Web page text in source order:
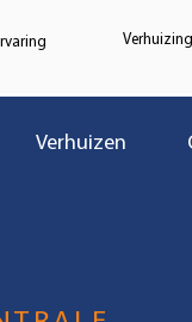
Verhuizen